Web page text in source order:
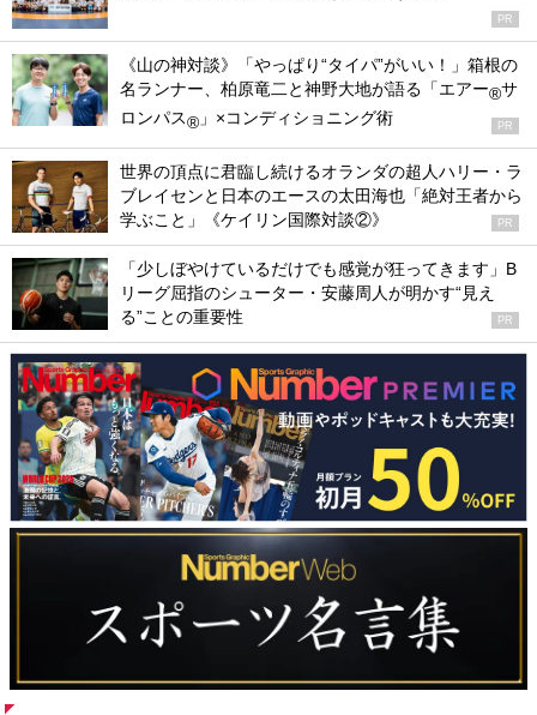
PR
《山の神対談》「やっぱり“タイパ”がいい！」箱根の
名ランナー、柏原竜二と神野大地が語る「エアー®サ
ロンパス® 」×コンディショニング術 PR
世界の頂点に君臨し続けるオランダの超人ハリー・ラ
ブレイセンと日本のエースの太田海也「絶対王者から
学ぶこと」《ケイリン国際対談②》
PR
「少しぼやけているだけでも感覚が狂ってきます」B
リーグ屈指のシューター・安藤周人が明かす“見え
る”ことの重要性
PR